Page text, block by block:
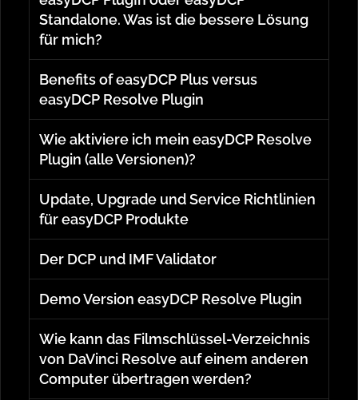
Standalone. Was ist die bessere Lösung
für mich?
Benefits of easyDCP Plus versus
easyDCP Resolve Plugin
Wie aktiviere ich mein easyDCP Resolve
Plugin (alle Versionen)?
Update, Upgrade und Service Richtlinien
für easyDCP Produkte
Der DCP und IMF Validator
Demo Version easyDCP Resolve Plugin
Wie kann das Filmschlüssel-Verzeichnis
von DaVinci Resolve auf einem anderen
Computer übertragen werden?